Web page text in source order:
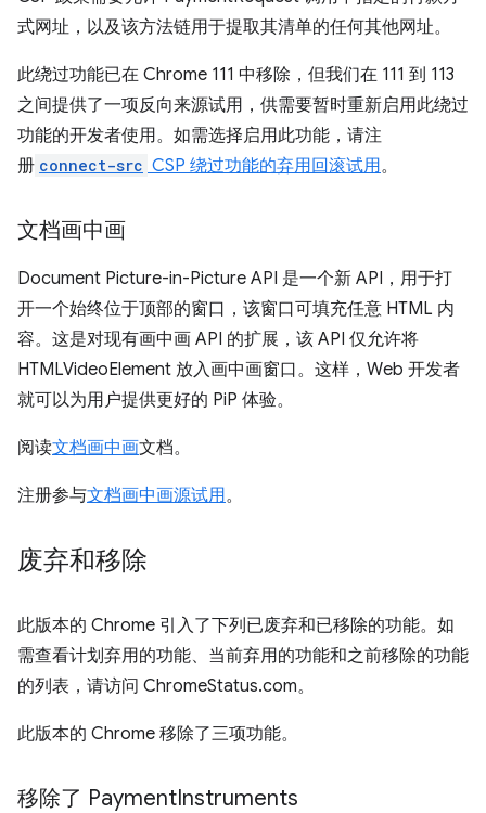
式网址，以及该方法链用于提取其清单的任何其他网址。
此绕过功能已在 Chrome 111 中移除，但我们在 111 到 113
之间提供了一项反向来源试用，供需要暂时重新启用此绕过
功能的开发者使用。如需选择启用此功能，请注
册 connect-src CSP 绕过功能的弃用回滚试用。
文档画中画
Document Picture-in-Picture API 是一个新 API，用于打
开一个始终位于顶部的窗口，该窗口可填充任意 HTML 内
容。这是对现有画中画 API 的扩展，该 API 仅允许将
HTMLVideoElement 放入画中画窗口。这样，Web 开发者
就可以为用户提供更好的 PiP 体验。
阅读文档画中画文档。
注册参与文档画中画源试用。
废弃和移除
此版本的 Chrome 引入了下列已废弃和已移除的功能。如
需查看计划弃用的功能、当前弃用的功能和之前移除的功能
的列表，请访问 ChromeStatus.com。
此版本的 Chrome 移除了三项功能。
移除了 PaymentInstruments